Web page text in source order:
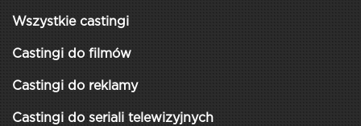
Wszystkie castingi
Castingi do filmów
Castingi do reklamy
Castingi do seriali telewizyjnych